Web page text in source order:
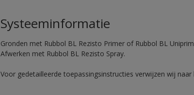
Systeeminformatie
Gronden met Rubbol BL Rezisto Primer of Rubbol BL
Afwerken met Rubbol BL Rezisto Spray.
Voor gedetailleerde toepassingsinstructies verwijzen wij